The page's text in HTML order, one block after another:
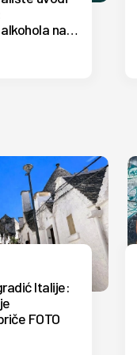
na
Italije:
FOTO